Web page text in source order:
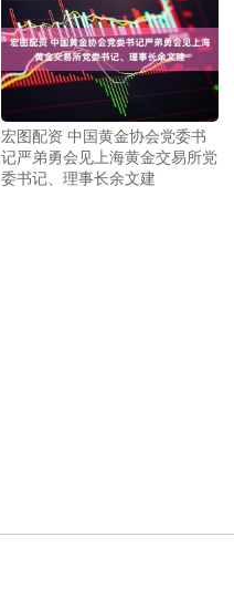
宏图配资 中国黄金协会党委书
记严弟勇会见上海黄金交易所党
委书记、理事长余文建